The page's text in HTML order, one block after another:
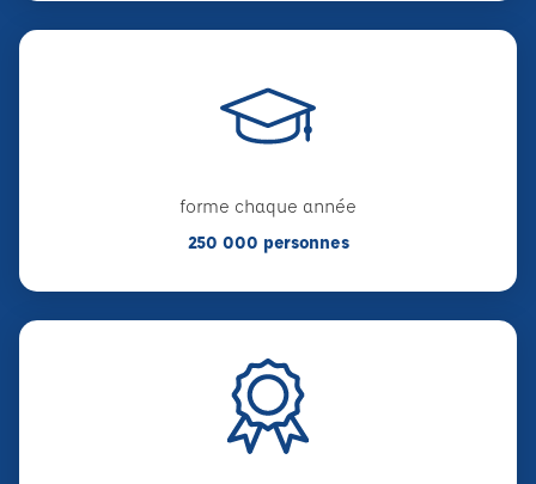
forme chaque année
250 000 personnes